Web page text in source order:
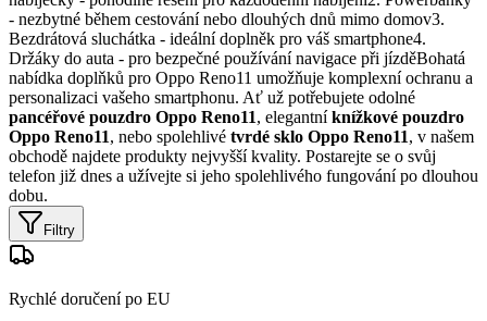
- nezbytné během cestování nebo dlouhých dnů mimo domov3.
Bezdrátová sluchátka - ideální doplněk pro váš smartphone4.
Držáky do auta - pro bezpečné používání navigace při jízděBohatá
nabídka doplňků pro Oppo Reno11 umožňuje komplexní ochranu a
personalizaci vašeho smartphonu. Ať už potřebujete odolné
pancéřové pouzdro Oppo Reno11, elegantníknížkové pouzdro
Oppo Reno11, nebo spolehlivé tvrdé sklo Oppo Reno11, v našem
obchodě najdete produkty nejvyšší kvality. Postarejte se o svůj
telefon již dnes a užívejte si jeho spolehlivého fungování po dlouhou
dobu.
Filtry
Rychlé doručení po EU